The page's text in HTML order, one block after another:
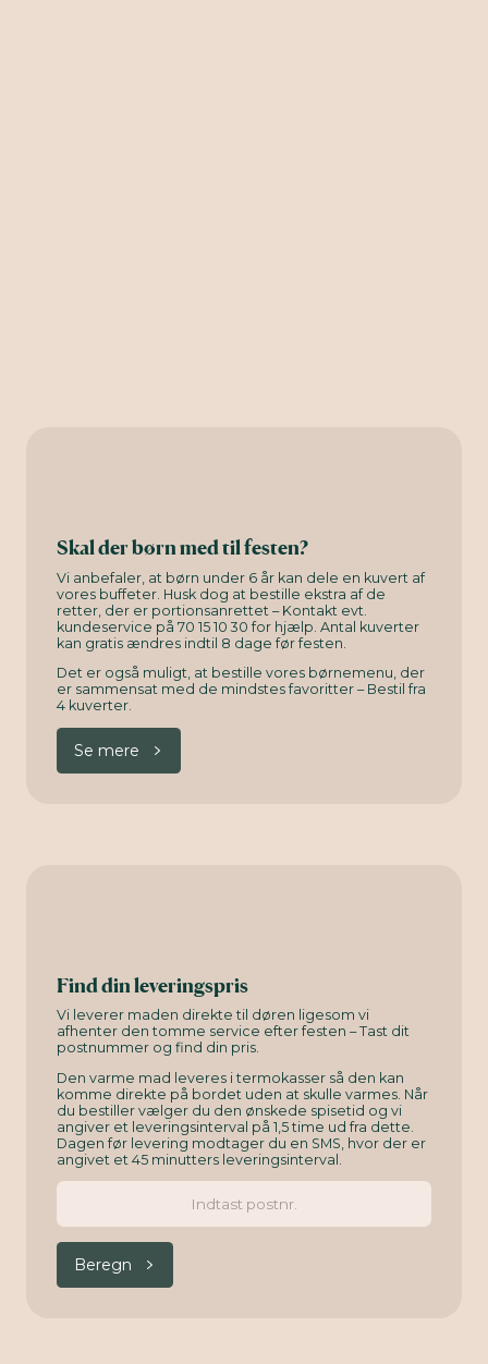
Skal der børn med til festen?
Vi anbefaler, at børn under 6 år kan dele en kuvert af
vores buffeter. Husk dog at bestille ekstra af de
retter, der er portionsanrettet – Kontakt evt.
kundeservice på 70 15 10 30 for hjælp. Antal kuverter
kan gratis ændres indtil 8 dage før festen.
Det er også muligt, at bestille vores børnemenu, der
er sammensat med de mindstes favoritter – Bestil fra
4 kuverter.
Se mere
Find din leveringspris
Vi leverer maden direkte til døren ligesom vi
afhenter den tomme service efter festen – Tast dit
postnummer og find din pris.
Den varme mad leveres i termokasser så den kan
komme direkte på bordet uden at skulle varmes. Når
du bestiller vælger du den ønskede spisetid og vi
angiver et leveringsinterval på 1,5 time ud fra dette.
Dagen før levering modtager du en SMS, hvor der er
angivet et 45 minutters leveringsinterval.
Beregn